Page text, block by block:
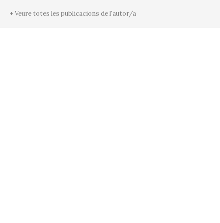
+ Veure totes les publicacions de l'autor/a